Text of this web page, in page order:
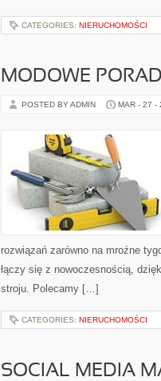
CATEGORIES: NIERUCHOMOŚCI
MODOWE
POSTED BY ADMIN MAR - 27 -
rozwiązań zarówno na mroźne
łączy się z nowoczesnością,
stroju. Polecamy […]
CATEGORIES: NIERUCHOMOŚCI
SOCIAL MEDIA